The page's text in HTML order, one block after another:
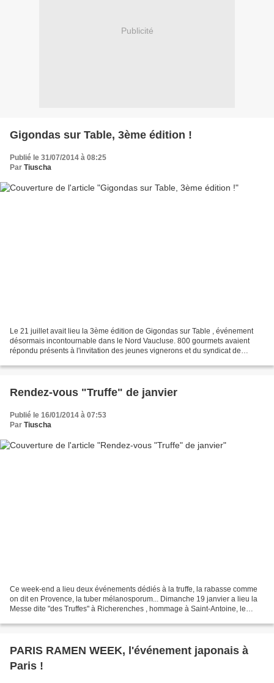
Publicité
Gigondas sur Table, 3ème édition !
Publié le 31/07/2014 à 08:25
Par Tiuscha
Le 21 juillet avait lieu la 3ème édition de Gigondas sur Table , événement
désormais incontournable dans le Nord Vaucluse. 800 gourmets avaient
répondu présents à l'invitation des jeunes vignerons et du syndicat de
Rendez-vous "Truffe" de janvier
Publié le 16/01/2014 à 07:53
Par Tiuscha
Ce week-end a lieu deux événements dédiés à la truffe, la rabasse comme
on dit en Provence, la tuber mélanosporum... Dimanche 19 janvier a lieu la
Messe dite "des Truffes" à Richerenches , hommage à Saint-Antoine, le
PARIS RAMEN WEEK, l'événement japonais à
Paris !